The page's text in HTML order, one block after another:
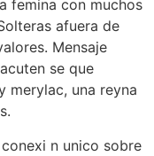
femina con muchos
afuera de
Mensaje
se que
merylac, una reyna
n unico sobre